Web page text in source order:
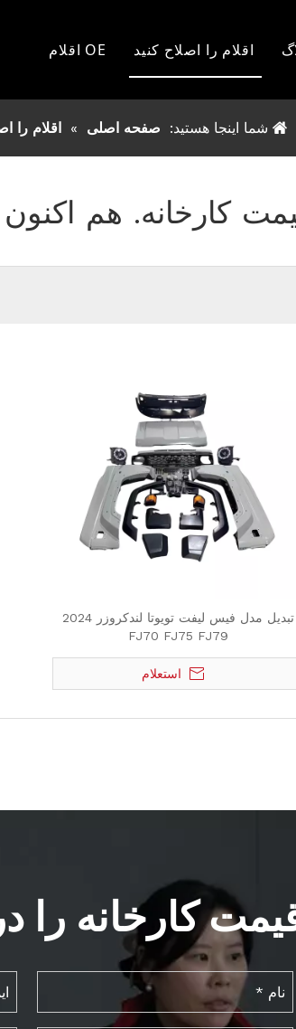
اقلام OE
فورد
MITSSHUBISHI
اقلام را اصلاح کنید
فورد
MITSHUBISHI
شما اینجا هستید: صفحه اصلی » اقلام را
کارخانه. هم
تبدیل مدل فیس لیفت تویوتا لندکروزر 2024
FJ70 FJ75 FJ79
استعلام
کارخانه را